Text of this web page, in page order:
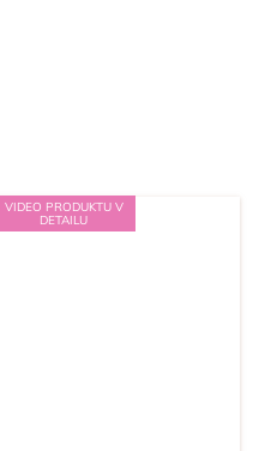
VIDEO PRODUKTU V
DETAILU